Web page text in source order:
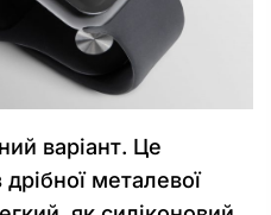
варіант. Це
металевої